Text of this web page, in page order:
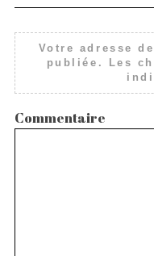
Votre adresse
publiée.
Les
Commentaire